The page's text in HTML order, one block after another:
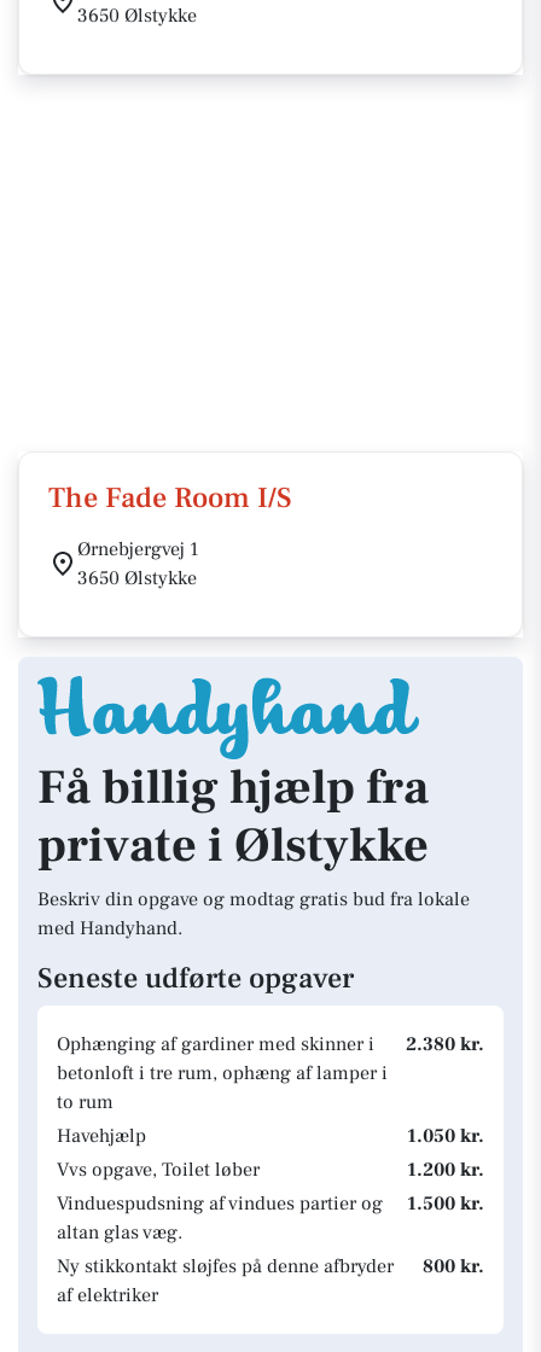
3650 Ølstykke
The Fade Room I/S
Ørnebjergvej 1
3650 Ølstykke
Få billig hjælp fra
private i Ølstykke
Beskriv din opgave og modtag gratis bud fra lokale
med Handyhand.
Seneste udførte opgaver
Ophænging af gardiner med skinner i
betonloft i tre rum, ophæng af lamper i
to rum
2.380 kr.
Havehjælp
1.050 kr.
Vvs opgave, Toilet løber
1.200 kr.
Vinduespudsning af vindues partier og
altan glas væg.
1.500 kr.
Ny stikkontakt sløjfes på denne afbryder
af elektriker
800 kr.